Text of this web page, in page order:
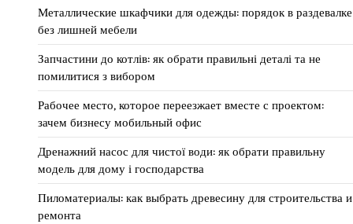
Металлические шкафчики для одежды: порядок в раздевалке
без лишней мебели
Запчастини до котлів: як обрати правильні деталі та не
помилитися з вибором
Рабочее место, которое переезжает вместе с проектом:
зачем бизнесу мобильный офис
Дренажний насос для чистої води: як обрати правильну
модель для дому і господарства
Пиломатериалы: как выбрать древесину для строительства и
ремонта